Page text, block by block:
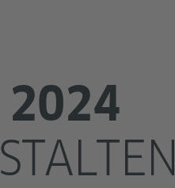
2024